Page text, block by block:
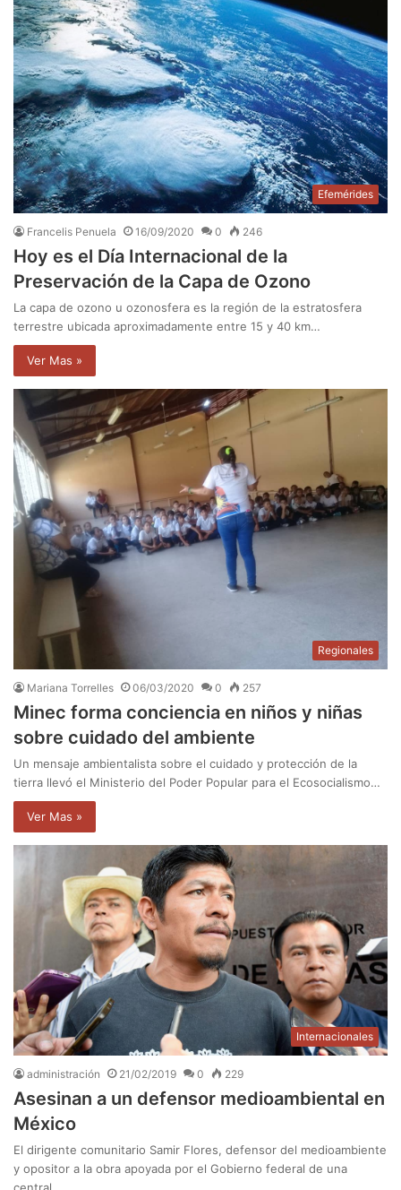
Efemérides
Francelis Penuela 16/09/2020 0 246
Hoy es el Día Internacional de la
Preservación de la Capa de Ozono
La capa de ozono u ozonosfera es la región de la estratosfera
terrestre ubicada aproximadamente entre 15 y 40 km…
Ver Mas »
Regionales
Mariana Torrelles 06/03/2020 0 257
Minec forma conciencia en niños y niñas
sobre cuidado del ambiente
Un mensaje ambientalista sobre el cuidado y protección de la
tierra llevó el Ministerio del Poder Popular para el Ecosocialismo…
Ver Mas »
Internacionales
administración 21/02/2019 0 229
Asesinan a un defensor medioambiental en
México
El dirigente comunitario Samir Flores, defensor del medioambiente
y opositor a la obra apoyada por el Gobierno federal de una